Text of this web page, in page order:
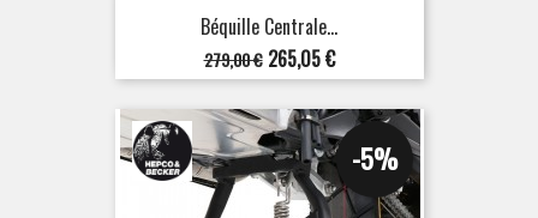
Béquille Centrale...
Prix
de
base
279,00 € Prix
265,05 €
-5%